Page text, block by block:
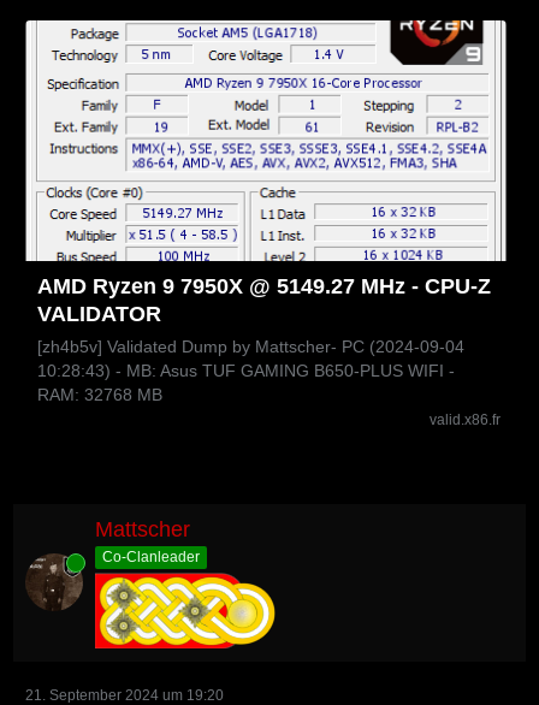
AMD Ryzen 9 7950X @ 5149.27 MHz - CPU-Z
VALIDATOR
[zh4b5v] Validated Dump by Mattscher- PC (2024-09-04
10:28:43) - MB: Asus TUF GAMING B650-PLUS WIFI -
RAM: 32768 MB
valid.x86.fr
Online
Mattscher
Co-Clanleader
21. September 2024 um 19:20